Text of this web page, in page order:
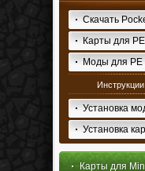
Скачать
Карты для PE
Моды для PE
Установка
Установка
Карты для